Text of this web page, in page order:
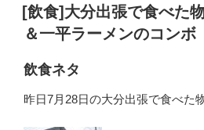
稿
日:
[飲食]大分出張で食べた
＆一平ラーメンのコンボ
飲食ネタ
昨日7月28日の大分出張で食べた物